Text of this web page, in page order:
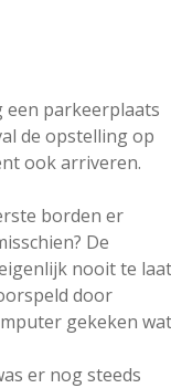
een parkeerplaats
de opstelling op
ook arriveren.
borden er
De
nooit te
door
gekeken wat
er nog steeds